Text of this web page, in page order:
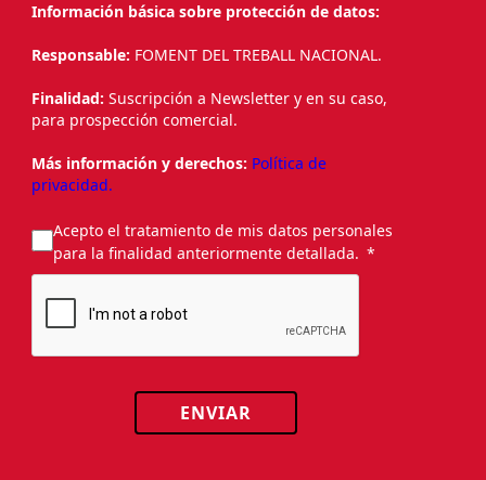
Información básica sobre protección de datos:
Responsable: FOMENT DEL TREBALL NACIONAL.
Finalidad: Suscripción a Newsletter y en su caso,
para prospección comercial.
Más información y derechos: Política de
privacidad.
Acepto el tratamiento de mis datos personales
para la finalidad anteriormente detallada.
ENVIAR